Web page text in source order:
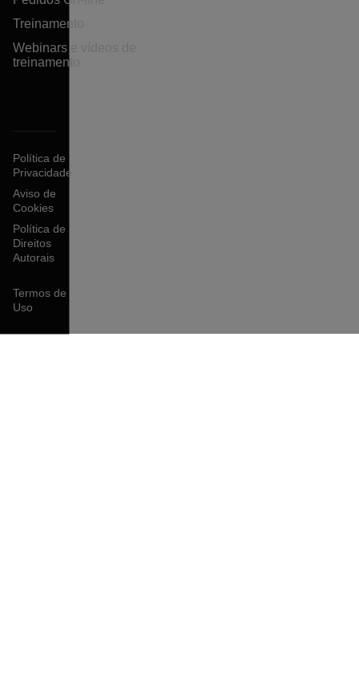
Treinamento
Webinars e vídeos de
treinamento
Política de
Privacidade
Aviso de
Cookies
Política de
Direitos
Autorais
Termos de
Uso